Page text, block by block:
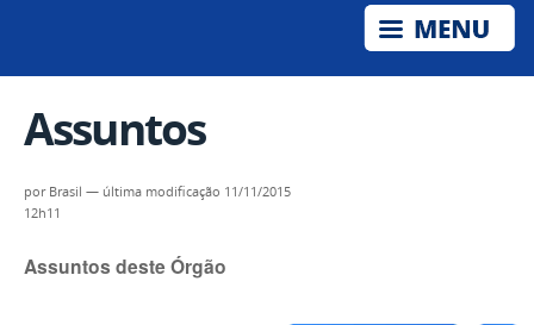
Assuntos
por Brasil — última modificação 11/11/2015
12h11
Assuntos deste Órgão